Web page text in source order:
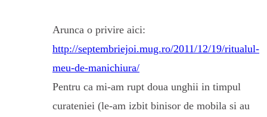
Arunca o privire aici:
http://septembriejoi.mug.ro/2011/12/19/ritualul-
meu-de-manichiura/
Pentru ca mi-am rupt doua unghii in timpul
curateniei (le-am izbit binisor de mobila si au